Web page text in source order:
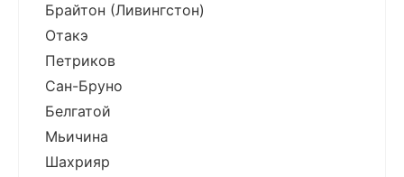
Брайтон (Ливингстон)
Отакэ
Петриков
Сан-Бруно
Белгатой
Мьичина
Шахрияр